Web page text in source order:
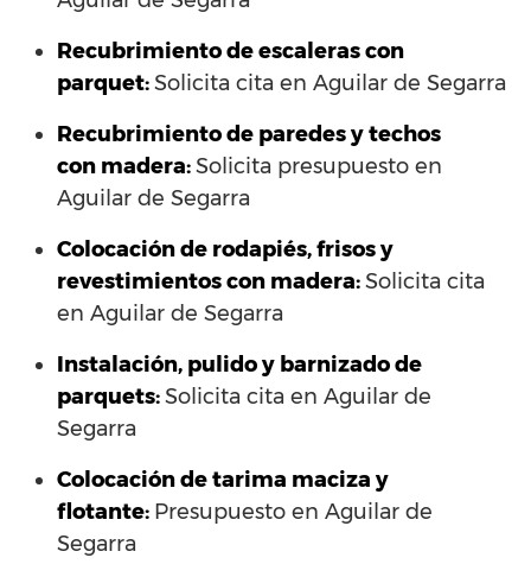
Recubrimiento de escaleras con
parquet:Solicita cita en Aguilar de Segarra
Recubrimiento de paredes y techos
con madera:Solicita presupuesto en
Aguilar de Segarra
Colocación de rodapiés, frisos y
revestimientos con madera:Solicita cita
en Aguilar de Segarra
Instalación, pulido y barnizado de
parquets:Solicita cita en Aguilar de
Segarra
Colocación de tarima maciza y
flotante: Presupuesto en Aguilar de
Segarra